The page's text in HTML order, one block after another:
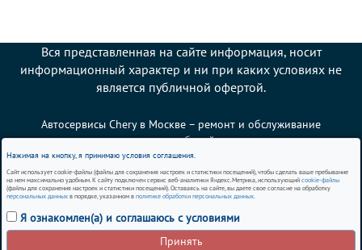
Нажимая на кнопку, я принимаю условия соглашения.
Сайт использует cookie-файлы (файлы для сохранения настроек и статистики посещений), чтобы сделать ваше пребывание
на нем максимально удобным. К сайту подключен сервис веб-аналитики Яндекс.Метрика, использующий cookie-файлы
(файлы для сохранения настроек и статистики посещений). Оставаясь на сайте, вы даете свое согласие на обработку
персональных данных в порядке, указанном в политике обработки персональных данных.
Я ознакомлен(а) и соглашаюсь с условиями
Принять
Вся представленная на сайте информация, носит
информационный характер и ни при каких условиях не
является публичной офертой.
Автосервисы Chery в Москве – ремонт и обслуживание
автомобилей
Политика использования cookies
Согласие на обработку персональных данных
Политика обработки персональных данных